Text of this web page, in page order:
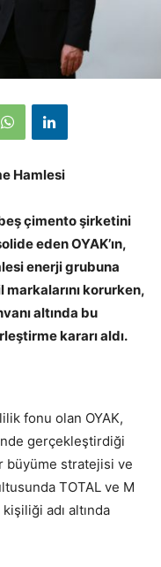
Hamlesi
beş çimento şirketini
eden OYAK’ın,
enerji grubuna
markalarını korurken,
altında bu
kararı aldı.
fonu olan OYAK,
gerçekleştirdiği
büyüme stratejisi ve
TOTAL ve M
adı altında